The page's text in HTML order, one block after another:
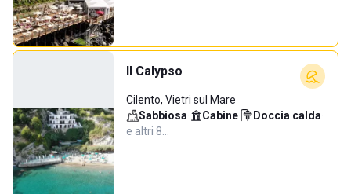
Il Calypso
Cilento, Vietri sul Mare
Sabbiosa· Cabine· Doccia calda·
e altri 8…